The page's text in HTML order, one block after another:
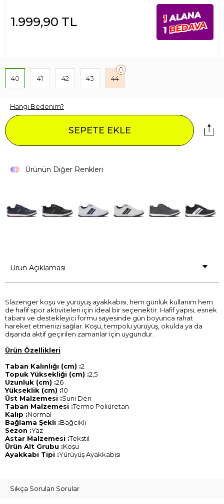
1.999,90 TL 1 ALANA
1BEDAVA
40 41 42 43 44
Hangi Bedenim?
SEPETE EKLE
Ürünün Diğer Renkleri
Ürün Açıklaması
Slazenger koşu ve yürüyüş ayakkabısı, hem günlük kullanım hem
de hafif spor aktiviteleri için ideal bir seçenektir. Hafif yapısı, esnek
tabanı ve destekleyici formu sayesinde gün boyunca rahat
hareket etmenizi sağlar. Koşu, tempolu yürüyüş, okulda ya da
dışarıda aktif geçirilen zamanlar için uygundur.
Ürün Özellikleri
Taban Kalınlığı (cm) :2
Topuk Yüksekliği (cm) :2,5
Uzunluk (cm) :26
Yükseklik (cm) :10
Üst Malzemesi :Suni Deri
Taban Malzemesi :Termo Poliüretan
Kalıp :Normal
Bağlama Şekli :Bağcıklı
Sezon :Yaz
Astar Malzemesi :Tekstil
Ürün Alt Grubu :Koşu
Ayakkabı Tipi :Yürüyüş Ayakkabısı
Sıkça Sorulan Sorular